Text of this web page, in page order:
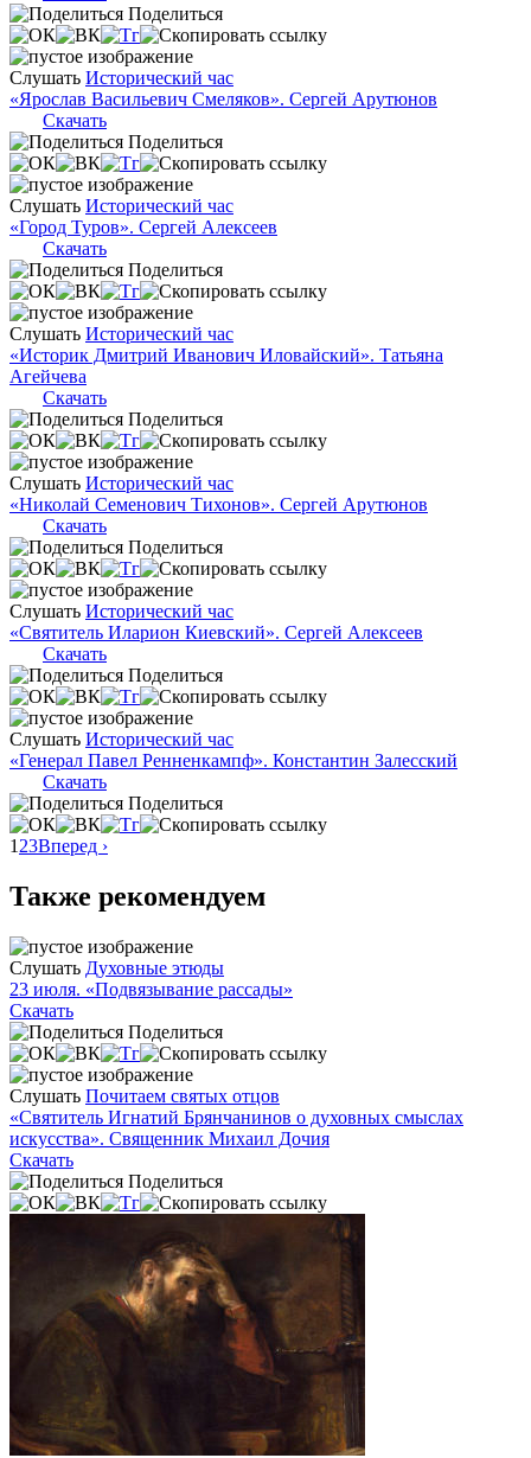
Поделиться
Слушать Исторический час
«Ярослав Васильевич Смеляков». Сергей Арутюнов
Скачать
Поделиться
Слушать Исторический час
«Город Туров». Сергей Алексеев
Скачать
Поделиться
Слушать Исторический час
«Историк Дмитрий Иванович Иловайский». Татьяна
Агейчева
Скачать
Поделиться
Слушать Исторический час
«Николай Семенович Тихонов». Сергей Арутюнов
Скачать
Поделиться
Слушать Исторический час
«Святитель Иларион Киевский». Сергей Алексеев
Скачать
Поделиться
Слушать Исторический час
«Генерал Павел Ренненкампф». Константин Залесский
Скачать
Поделиться
1 23Вперед ›
Также рекомендуем
Слушать Духовные этюды
23 июля. «Подвязывание рассады»
Скачать
Поделиться
Слушать Почитаем святых отцов
«Святитель Игнатий Брянчанинов о духовных смыслах
искусства». Священник Михаил Дочия
Скачать
Поделиться